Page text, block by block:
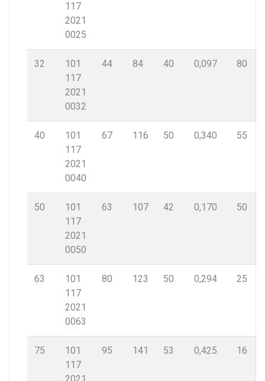
117
2021
0025
32
101
117
2021
0032
44 84 40 0,097 80
40
101
117
2021
0040
67 116 50 0,340 55
50
101
117
2021
0050
63 107 42 0,170 50
63
101
117
2021
0063
80 123 50 0,294 25
75
101
117
95 141 53 0,425 16